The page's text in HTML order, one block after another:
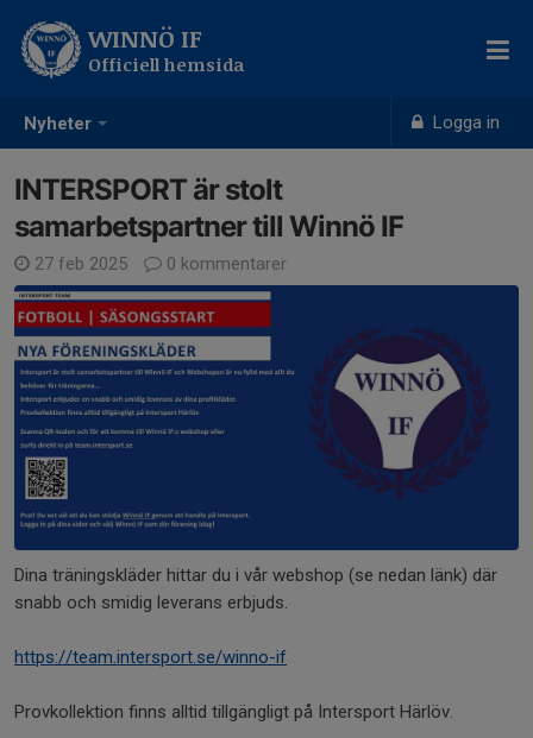
Nyheter Logga in
WINNÖ IF
Officiell hemsida
INTERSPORT är stolt
samarbetspartner till Winnö IF
27 feb 2025 0 kommentarer
Dina träningskläder hittar du i vår webshop (se nedan länk) där
snabb och smidig leverans erbjuds.
https://team.intersport.se/winno-if
Provkollektion finns alltid tillgängligt på Intersport Härlöv.